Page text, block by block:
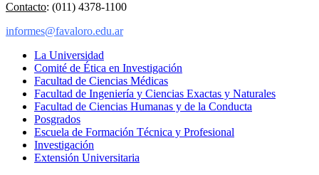
Contacto: (011) 4378-1100
informes@favaloro.edu.ar
La Universidad
Comité de Ética en Investigación
Facultad de Ciencias Médicas
Facultad de Ingeniería y Ciencias Exactas y Naturales
Facultad de Ciencias Humanas y de la Conducta
Posgrados
Escuela de Formación Técnica y Profesional
Investigación
Extensión Universitaria